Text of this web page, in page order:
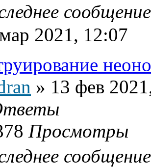
2021, 12:07
» 13 фев
Просмотры